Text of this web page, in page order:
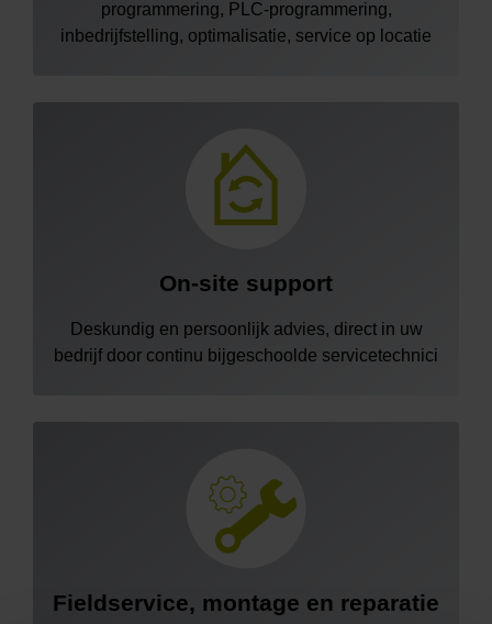
programmering, PLC-programmering,
inbedrijfstelling, optimalisatie, service op locatie
On-site support
Deskundig en persoonlijk advies, direct in uw
bedrijf door continu bijgeschoolde servicetechnici
Fieldservice, montage en reparatie